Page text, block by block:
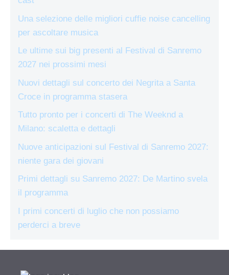
Una selezione delle migliori cuffie noise cancelling
per ascoltare musica
Le ultime sui big presenti al Festival di Sanremo
2027 nei prossimi mesi
Nuovi dettagli sul concerto dei Negrita a Santa
Croce in programma stasera
Tutto pronto per i concerti di The Weeknd a
Milano: scaletta e dettagli
Nuove anticipazioni sul Festival di Sanremo 2027:
niente gara dei giovani
Primi dettagli su Sanremo 2027: De Martino svela
il programma
I primi concerti di luglio che non possiamo
perderci a breve